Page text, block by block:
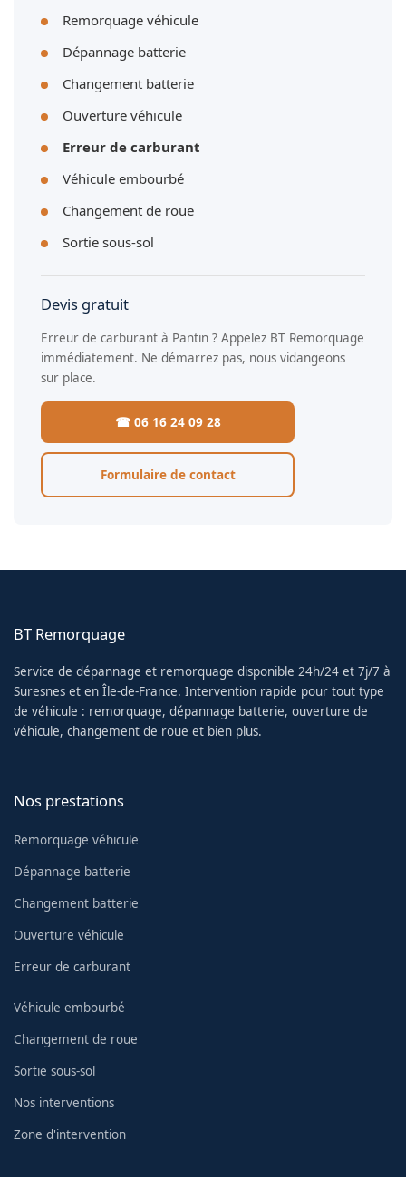
Remorquage véhicule
Dépannage batterie
Changement batterie
Ouverture véhicule
Erreur de carburant
Véhicule embourbé
Changement de roue
Sortie sous-sol
Devis gratuit
Erreur de carburant à Pantin ? Appelez BT Remorquage
immédiatement. Ne démarrez pas, nous vidangeons
sur place.
☎ 06 16 24 09 28
Formulaire de contact
BT Remorquage
Service de dépannage et remorquage disponible 24h/24 et 7j/7 à
Suresnes et en Île-de-France. Intervention rapide pour tout type
de véhicule : remorquage, dépannage batterie, ouverture de
véhicule, changement de roue et bien plus.
Nos prestations
Remorquage véhicule
Dépannage batterie
Changement batterie
Ouverture véhicule
Erreur de carburant
Véhicule embourbé
Changement de roue
Sortie sous-sol
Nos interventions
Zone d'intervention